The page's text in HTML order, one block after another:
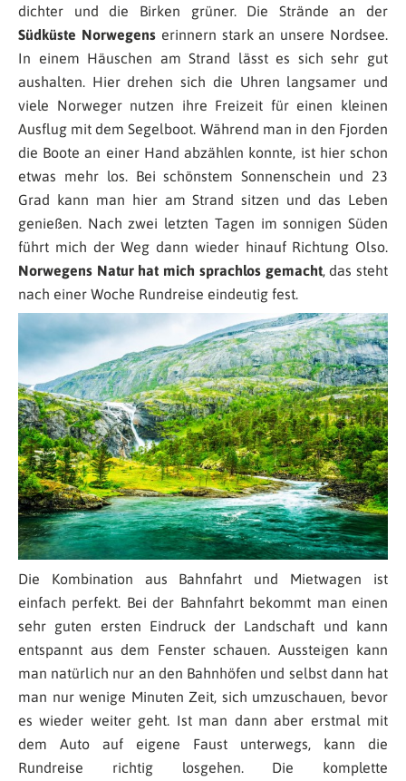
dichter und die Birken grüner. Die Strände an der
Südküste Norwegenserinnern stark an unsere Nordsee.
In einem Häuschen am Strand lässt es sich sehr gut
aushalten. Hier drehen sich die Uhren langsamer und
viele Norweger nutzen ihre Freizeit für einen kleinen
Ausflug mit dem Segelboot. Während man in den Fjorden
die Boote an einer Hand abzählen konnte, ist hier schon
etwas mehr los. Bei schönstem Sonnenschein und 23
Grad kann man hier am Strand sitzen und das Leben
genießen. Nach zwei letzten Tagen im sonnigen Süden
führt mich der Weg dann wieder hinauf Richtung Olso.
Norwegens Natur hat mich sprachlos gemacht, das steht
nach einer Woche Rundreise eindeutig fest.
Die Kombination aus Bahnfahrt und Mietwagen ist
einfach perfekt. Bei der Bahnfahrt bekommt man einen
sehr guten ersten Eindruck der Landschaft und kann
entspannt aus dem Fenster schauen. Aussteigen kann
man natürlich nur an den Bahnhöfen und selbst dann hat
man nur wenige Minuten Zeit, sich umzuschauen, bevor
es wieder weiter geht. Ist man dann aber erstmal mit
dem Auto auf eigene Faust unterwegs, kann die
Rundreise richtig losgehen. Die komplette